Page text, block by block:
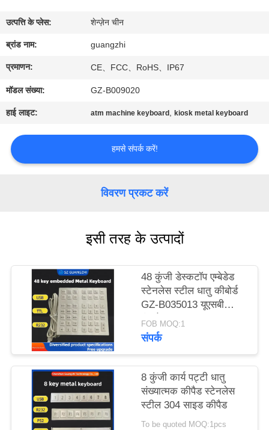
नियंत्रण
संपर्क
करें
उद्धरण
की
PRIVACY
POLICY
उत्पत्ति के प्लेस: शेन्ज़ेन चीन
ब्रांड नाम: guangzhi
प्रमाणन: CE、FCC、RoHS、IP67
मॉडल संख्या: GZ-B009020
हाई लाइट: atm machine keyboard ,kiosk metal keyboard
हमसे संपर्क करें!
विवरण प्रकट करें
इसी तरह के उत्पादों
48 कुंजी डेस्कटॉप एम्बेडेड
स्टेनलेस स्टील धातु कीबोर्ड
GZ-B035013 यूएसबी
इंटरफ़ेस
FOB MOQ:1
संपर्क
8 कुंजी कार्य पट्टी धातु
संख्यात्मक कीपैड स्टेनलेस
स्टील 304 साइड कीपैड
To be quoted MOQ:1pcs